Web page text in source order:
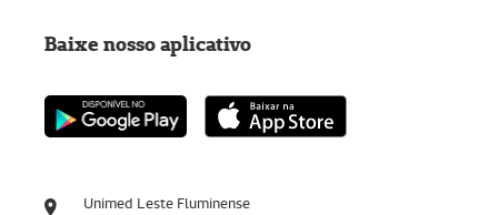
Unimed Leste Fluminense
Baixe nosso aplicativo